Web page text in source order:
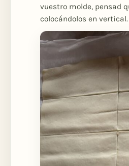
vuestro molde, pensad
colocándolos en vertical.